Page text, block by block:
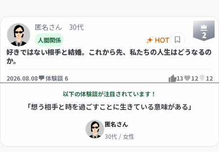
2
人間関係
匿名さん 30代
好きではない相手と結婚。これから先、私たちの人生はどうなるの
か。
2026.08.08 体験談 6 13 12
12
以下の体験談が注目されています！
「想う相手と時を過ごすことに生きている意味がある」
匿名さん
30代 / 女性